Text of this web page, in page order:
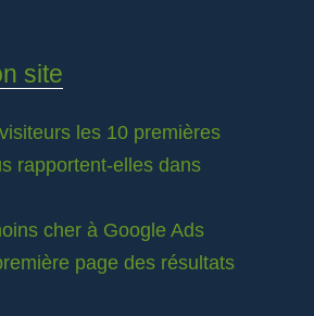
site
les 10 premières
rapportent-elles dans
cher à Google Ads
page des résultats